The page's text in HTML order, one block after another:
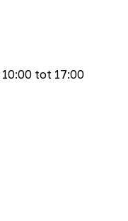
10:00 tot 17:00